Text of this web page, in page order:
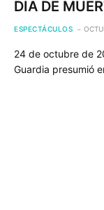
DÍA DE
ESPECTÁCULOS
24 de octubre de
Guardia presumió